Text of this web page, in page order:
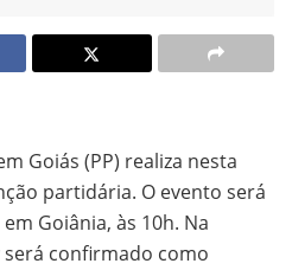
Goiás (PP) realiza nesta
partidária. O evento será
Goiânia, às 10h. Na
será confirmado como